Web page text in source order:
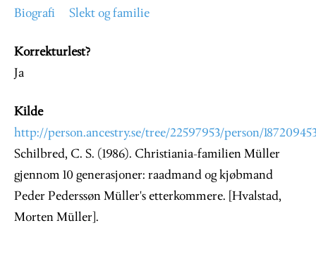
Biografi
Slekt og familie
Korrekturlest?
Ja
Kilde
http://person.ancestry.se/tree/22597953/person/
Schilbred, C. S. (1986). Christiania-familien Müller
gjennom 10 generasjoner: raadmand og kjøbmand
Peder Pederssøn Müller's etterkommere. [Hvalstad,
Morten Müller].